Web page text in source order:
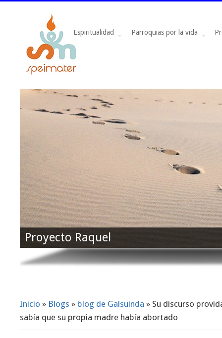
Espiritualidad Parroquias por la vida
Proyecto Raquel
Se encuentra usted aquí
Inicio » Blogs » blog de Galsuinda » Su discurso
sabía que su propia madre había abortado